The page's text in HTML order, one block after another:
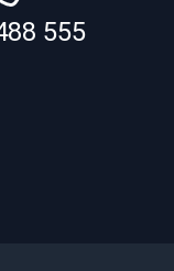
555